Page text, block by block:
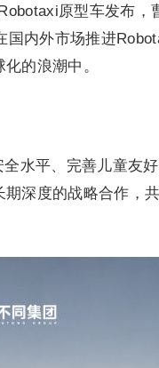
原型车发布，
内外市场推进
的浪潮中。
水平、完善儿童友
深度的战略合作，